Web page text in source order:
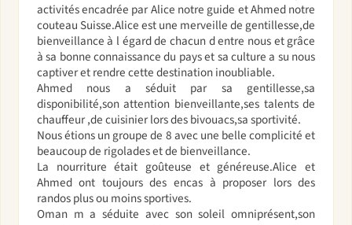
activités encadrée par Alice notre guide et Ahmed notre
couteau Suisse.Alice est une merveille de gentillesse,de
bienveillance à l égard de chacun d entre nous et grâce
à sa bonne connaissance du pays et sa culture a su nous
captiver et rendre cette destination inoubliable.
Ahmed nous a séduit par sa gentillesse,sa
disponibilité,son attention bienveillante,ses talents de
chauffeur ,de cuisinier lors des bivouacs,sa sportivité.
Nous étions un groupe de 8 avec une belle complicité et
beaucoup de rigolades et de bienveillance.
La nourriture était goûteuse et généreuse.Alice et
Ahmed ont toujours des encas à proposer lors des
randos plus ou moins sportives.
Oman m a séduite avec son soleil omniprésent,son